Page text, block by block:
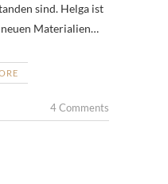
sind. Helga ist
neuen Materialien…
4 Comments